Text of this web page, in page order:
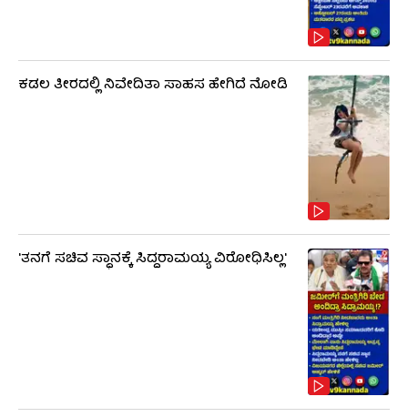
ಕಡಲ ತೀರದಲ್ಲಿ ನಿವೇದಿತಾ ಸಾಹಸ ಹೇಗಿದೆ ನೋಡಿ
'ತನಗೆ ಸಚಿವ ಸ್ಥಾನಕ್ಕೆ ಸಿದ್ದರಾಮಯ್ಯ ವಿರೋಧಿಸಿಲ್ಲ'